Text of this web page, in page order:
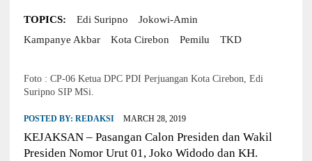
TOPICS: Edi Suripno
Jokowi-Amin
Kampanye Akbar
Kota Cirebon Pemilu TKD
Foto : CP-06 Ketua DPC PDI Perjuangan Kota Cirebon, Edi
Suripno SIP MSi.
POSTED BY: REDAKSI MARCH 28, 2019
KEJAKSAN – Pasangan Calon Presiden dan Wakil
Presiden Nomor Urut 01, Joko Widodo dan KH.